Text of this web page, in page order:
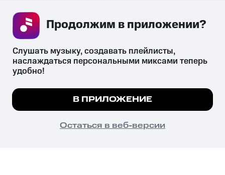
СКАЧАТЬ ПРИЛОЖЕНИЕ
психотропных веществ, их аналогов причиняет вред здоровью,
их незаконный оборот запрещён и влечёт установленную
законодательством ответственность.
© 2026 ООО «КИОН».
Все права защищены
Мы используем куки, чтобы на сайте все
Подробнее
ПОНЯТНО
Слушать музыку, создавать плейлисты,
наслаждаться персональными миксами теперь
удобно!
В ПРИЛОЖЕНИЕ
Остаться в веб-версии